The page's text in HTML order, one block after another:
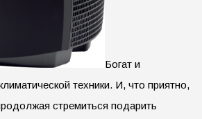
Богат и
техники. И, что приятно,
стремиться подарить